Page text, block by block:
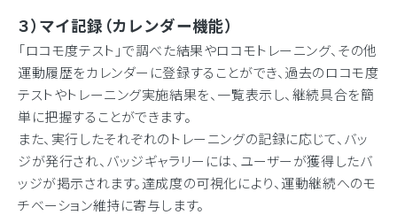
３）マイ記録（カレンダー機能）
「ロコモ度テスト」で調べた結果やロコモトレーニング、その他
運動履歴をカレンダーに登録することができ、過去のロコモ度
テストやトレーニング実施結果を、一覧表示し、継続具合を簡
単に把握することができます。
また、実行したそれぞれのトレーニングの記録に応じて、バッ
ジが発行され、バッジギャラリーには、ユーザーが獲得したバ
ッジが掲示されます。達成度の可視化により、運動継続へのモ
チベーション維持に寄与します。